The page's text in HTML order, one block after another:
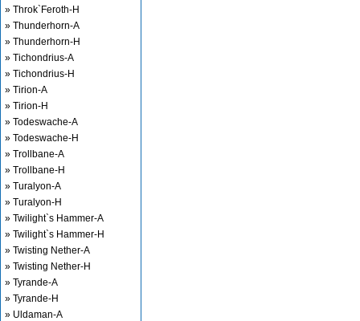
» Throk`Feroth-H
» Thunderhorn-A
» Thunderhorn-H
» Tichondrius-A
» Tichondrius-H
» Tirion-A
» Tirion-H
» Todeswache-A
» Todeswache-H
» Trollbane-A
» Trollbane-H
» Turalyon-A
» Turalyon-H
» Twilight`s Hammer-A
» Twilight`s Hammer-H
» Twisting Nether-A
» Twisting Nether-H
» Tyrande-A
» Tyrande-H
» Uldaman-A